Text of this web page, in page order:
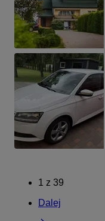
1 z 39
Dalej